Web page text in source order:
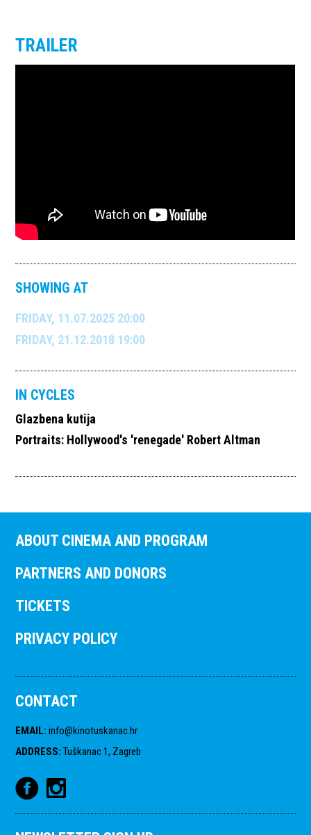
TRAILER
SHOWING AT
FRIDAY, 11.07.2025 20:00
FRIDAY, 21.12.2018 19:00
IN CYCLES
Glazbena kutija
Portraits: Hollywood's 'renegade' Robert Altman
ABOUT CINEMA AND PROGRAM
PARTNERS AND DONORS
TICKETS
PRIVACY POLICY
CONTACT
EMAIL: info@kinotuskanac.hr
ADDRESS: Tuškanac 1, Zagreb